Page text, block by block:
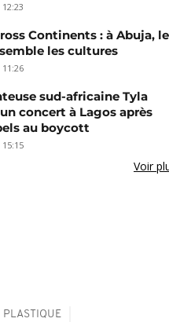
Continents : à Abuja, le
les cultures
sud-africaine Tyla
concert à Lagos après
au boycott
Voir
PLASTIQUE